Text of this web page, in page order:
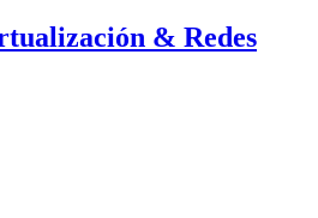
& Redes